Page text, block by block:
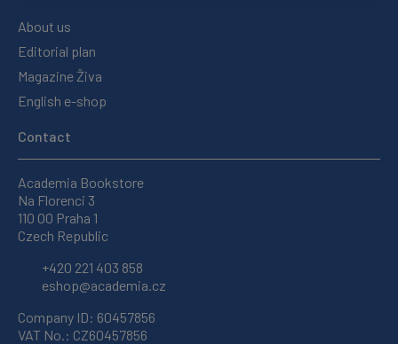
About us
Editorial plan
Magazine Živa
English e-shop
Contact
Academia Bookstore
Na Florenci 3
110 00 Praha 1
Czech Republic
+420 221 403 858
eshop@academia.cz
Company ID: 60457856
VAT No.: CZ60457856